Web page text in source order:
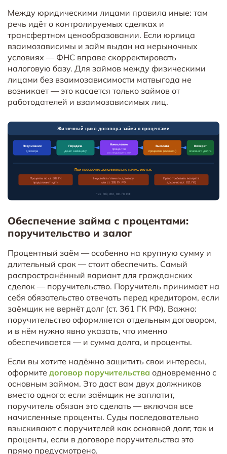
Между юридическими лицами правила иные: там
речь идёт о контролируемых сделках и
трансфертном ценообразовании. Если юрлица
взаимозависимы и займ выдан на нерыночных
условиях — ФНС вправе скорректировать
налоговую базу. Для займов между физическими
лицами без взаимозависимости матвыгода не
возникает — это касается только займов от
работодателей и взаимозависимых лиц.
Обеспечение займа с процентами:
поручительство и залог
Процентный заём — особенно на крупную сумму и
длительный срок — стоит обеспечить. Самый
распространённый вариант для гражданских
сделок — поручительство. Поручитель принимает на
себя обязательство отвечать перед кредитором, если
заёмщик не вернёт долг (ст. 361 ГК РФ). Важно:
поручительство оформляется отдельным договором,
и в нём нужно явно указать, что именно
обеспечивается — и сумма долга, и проценты.
Если вы хотите надёжно защитить свои интересы,
оформите договор поручительства одновременно с
основным займом. Это даст вам двух должников
вместо одного: если заёмщик не заплатит,
поручитель обязан это сделать — включая все
начисленные проценты. Суды последовательно
взыскивают с поручителей как основной долг, так и
проценты, если в договоре поручительства это
прямо предусмотрено.